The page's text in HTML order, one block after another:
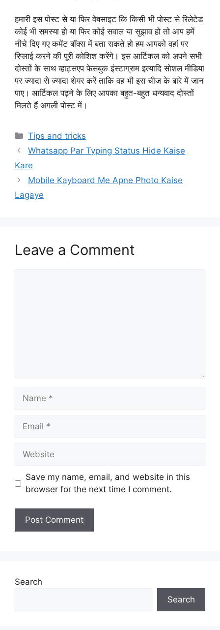
हमारी इस पोस्ट से या फिर वेबसाइट कि किसी भी पोस्ट से रिलेटेड
कोई भी समस्या हो या फिर कोई सवाल या सुझाव हो तो आप हमें
नीचे दिए गए कमेंट बॉक्स में बता सकते हो हम आपको वहां पर
रिप्लाई करने की पूरी कोशिश करेंगे। इस आर्टिकल को अपने सभी
दोस्तों के साथ व्हाट्सएप फेसबुक इंस्टाग्राम इत्यादि सोशल मीडिया
पर ज्यादा से ज्यादा शेयर करें ताकि वह भी इस चीज के बारे में जान
पाए। आर्टिकल पढ़ने के लिए आपका बहुत-बहुत धन्यवाद दोस्तों
मिलते हैं अगली पोस्ट में।
Categories
Tips and tricks
Whatsapp Par Typing Status Hide Kaise
Kare
Mobile Kayboard Me Apne Photo Kaise
Lagaye
Leave a Comment
Name
Email
Website
Save my name, email, and website in this
browser for the next time I comment.
Search
Search